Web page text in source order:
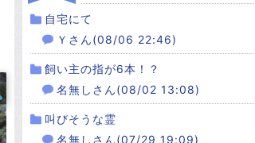
自宅にて
Ｙさん(08/06 22:46)
飼い主の指が6本！？
名無しさん(08/02 13:08)
叫びそうな霊
名無しさん(07/29 19:09)